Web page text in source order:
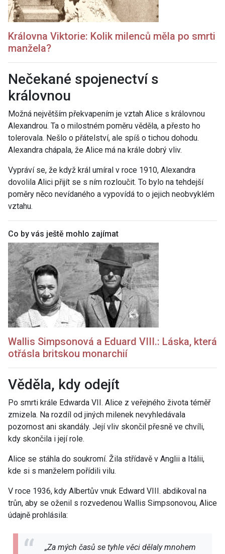
Královna Viktorie: Kolik milenců měla po smrti
manžela?
Nečekané spojenectví s
královnou
Možná největším překvapením je vztah Alice s královnou
Alexandrou. Ta o milostném poměru věděla, a přesto ho
tolerovala. Nešlo o přátelství, ale spíš o tichou dohodu.
Alexandra chápala, že Alice má na krále dobrý vliv.
Vypráví se, že když král umíral v roce 1910, Alexandra
dovolila Alici přijít se s ním rozloučit. To bylo na tehdejší
poměry něco nevídaného a vypovídá to o jejich neobvyklém
vztahu.
Co by vás ještě mohlo zajímat
Wallis Simpsonová a Eduard VIII.: Láska, která
otřásla britskou monarchií
Věděla, kdy odejít
Po smrti krále Edwarda VII. Alice z veřejného života téměř
zmizela. Na rozdíl od jiných milenek nevyhledávala
pozornost ani skandály. Její vliv skončil přesně ve chvíli,
kdy skončila i její role.
Alice se stáhla do soukromí. Žila střídavě v Anglii a Itálii,
kde si s manželem pořídili vilu.
V roce 1936, kdy Albertův vnuk Edward VIII. abdikoval na
trůn, aby se oženil s rozvedenou Wallis Simpsonovou, Alice
údajně prohlásila:
„Za mých časů se tyhle věci dělaly mnohem